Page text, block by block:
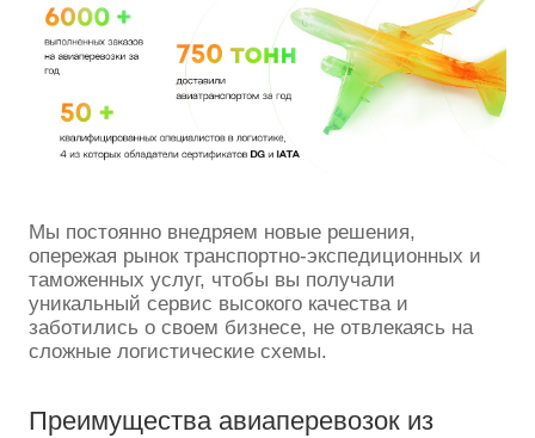
Мы постоянно внедряем новые решения,
опережая рынок транспортно-экспедиционных и
таможенных услуг, чтобы вы получали
уникальный сервис высокого качества и
заботились о своем бизнесе, не отвлекаясь на
сложные логистические схемы.
Преимущества авиаперевозок из